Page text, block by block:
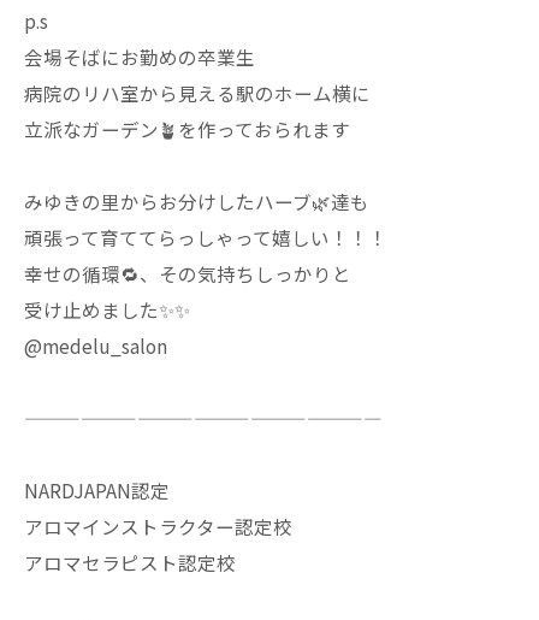
p.s
会場そばにお勤めの卒業生
病院のリハ室から見える駅のホーム横に
立派なガーデン🪴を作っておられます
みゆきの里からお分けしたハーブ🌿達も
頑張って育ててらっしゃって嬉しい！！！
幸せの循環🔁、その気持ちしっかりと
受け止めました✨✨
@medelu_salon
———————————————————
NARDJAPAN認定
アロマインストラクター認定校
アロマセラピスト認定校